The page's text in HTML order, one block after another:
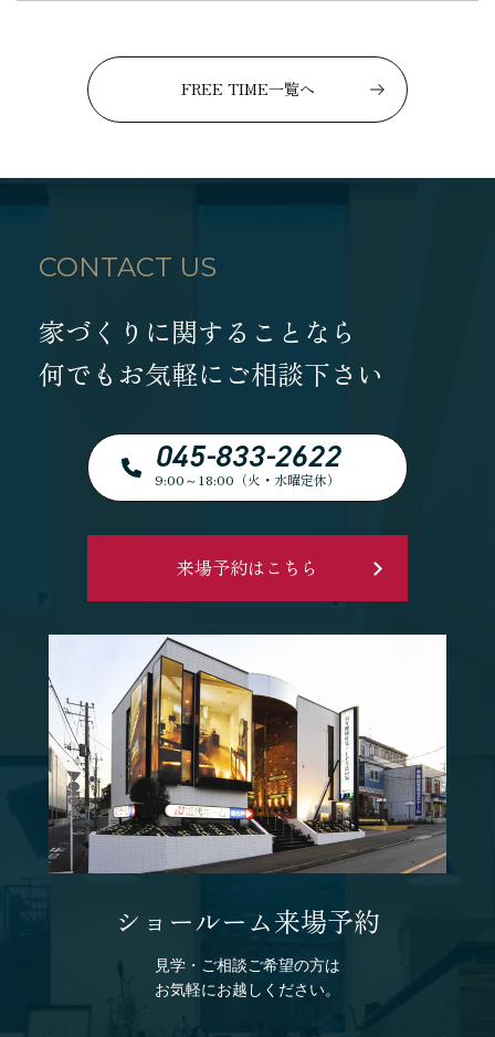
FREE TIME一覧へ
CONTACT US
家づくりに関することなら
何でもお気軽にご相談下さい
045-833-2622
9:00～18:00（火・水曜定休）
来場予約はこちら
ショールーム来場予約
見学・ご相談ご希望の方は
お気軽にお越しください。